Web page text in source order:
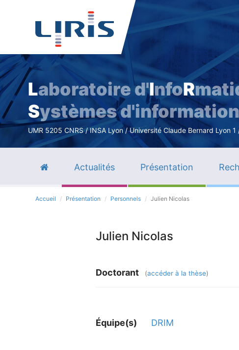
Laboratoire d'InfoR
Systèmes d'information
UMR 5205 CNRS / INSA Lyon / Université Claude Bernard Lyon
Actualités Présentation
Accueil Présentation Personnels Julien Nicolas
Julien Nicolas
Doctorant (accéder à la thèse)
Équipe(s) DRIM